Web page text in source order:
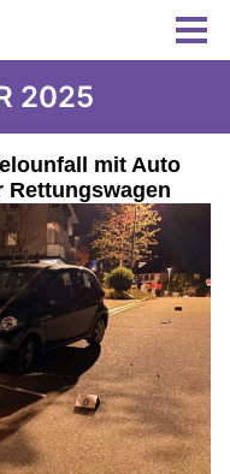
2025
mit Auto
Rettungswagen